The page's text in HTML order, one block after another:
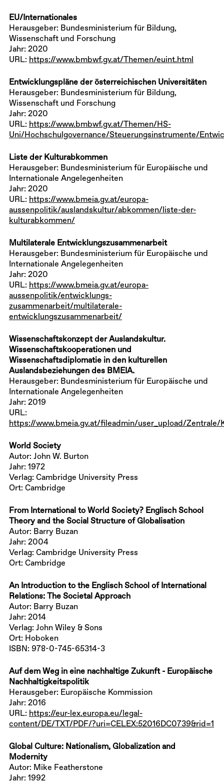
EU/Internationales
Herausgeber: Bundesministerium für Bildung,
Wissenschaft und Forschung
Jahr: 2020
URL: https://www.bmbwf.gv.at/Themen/euint.html
Entwicklungspläne der österreichischen Universitäten
Herausgeber: Bundesministerium für Bildung,
Wissenschaft und Forschung
Jahr: 2020
URL: https://www.bmbwf.gv.at/Themen/HS-
Uni/Hochschulgovernance/Steuerungsinstrumente/
Liste der Kulturabkommen
Herausgeber: Bundesministerium für Europäische und
Internationale Angelegenheiten
Jahr: 2020
URL: https://www.bmeia.gv.at/europa-
aussenpolitik/auslandskultur/abkommen/liste-der-
kulturabkommen/
Multilaterale Entwicklungszusammenarbeit
Herausgeber: Bundesministerium für Europäische und
Internationale Angelegenheiten
Jahr: 2020
URL: https://www.bmeia.gv.at/europa-
aussenpolitik/entwicklungs-
zusammenarbeit/multilaterale-
entwicklungszusammenarbeit/
Wissenschaftskonzept der Auslandskultur.
Wissenschaftskooperationen und
Wissenschaftsdiplomatie in den kulturellen
Auslandsbeziehungen des BMEIA.
Herausgeber: Bundesministerium für Europäische und
Internationale Angelegenheiten
Jahr: 2019
URL:
https://www.bmeia.gv.at/fileadmin/user_upload/
World Society
Autor: John W. Burton
Jahr: 1972
Verlag: Cambridge University Press
Ort: Cambridge
From International to World Society? Englisch School
Theory and the Social Structure of Globalisation
Autor: Barry Buzan
Jahr: 2004
Verlag: Cambridge University Press
Ort: Cambridge
An Introduction to the Englisch School of International
Relations: The Societal Approach
Autor: Barry Buzan
Jahr: 2014
Verlag: John Wiley & Sons
Ort: Hoboken
ISBN: 978-0-745-65314-3
Auf dem Weg in eine nachhaltige Zukunft - Europäische
Nachhaltigkeitspolitik
Herausgeber: Europäische Kommission
Jahr: 2016
URL: https://eur-lex.europa.eu/legal-
content/DE/TXT/PDF/?uri=CELEX:52016DC0739&rid=1
Global Culture: Nationalism, Globalization and
Modernity
Autor: Mike Featherstone
Jahr: 1992